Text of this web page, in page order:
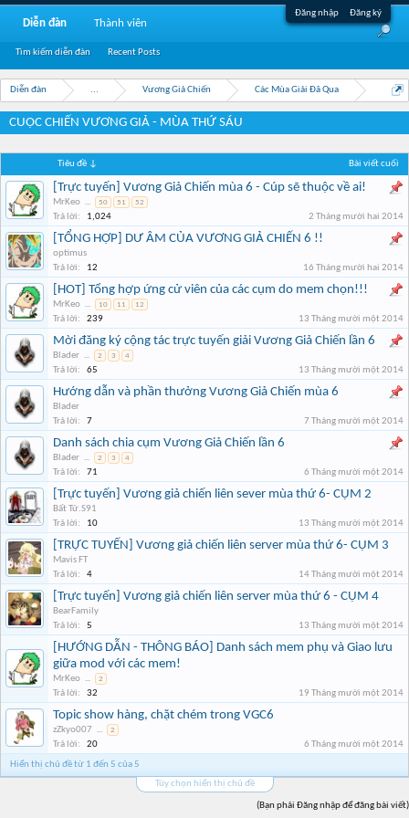
Đăng nhập Đăng ký
Diễn đàn ... Vương Giả Chiến Các Mùa Giải Đã Qua
CUỘC CHIẾN VƯƠNG GIẢ - MÙA THỨ SÁU
Tiêu đề ↓ Bài viết cuối
[Trực tuyến] Vương Giả Chiến mùa 6 - Cúp sẽ thuộc về ai!
MrKeo ... 50 51 52
Trả lời: 1,024 2 Tháng mười hai 2014
[TỔNG HỢP] DƯ ÂM CỦA VƯƠNG GIẢ CHIẾN 6 !!
optimus
Trả lời:
12 16 Tháng mười hai 2014
[HOT] Tổng hợp ứng cử viên của các cụm do mem chọn!!!
MrKeo ... 10 11 12
Trả lời: 239 13 Tháng mười một 2014
Mời đăng ký cộng tác trực tuyến giải Vương Giả Chiến lần 6
Blader ... 2 3 4
Trả lời: 65 13 Tháng mười một 2014
Hướng dẫn và phần thưởng Vương Giả Chiến mùa 6
Blader
Trả lời:
7 7 Tháng mười một 2014
Danh sách chia cụm Vương Giả Chiến lần 6
Blader ... 2 3 4
Trả lời: 71 6 Tháng mười một 2014
[Trực tuyến] Vương giả chiến liên sever mùa thứ 6- CỤM 2
Bất Tử.S91
Trả lời:
10 13 Tháng mười một 2014
[TRỰC TUYẾN] Vương giả chiến liên server mùa thứ 6- CỤM 3
Mavis FT
Trả lời:
4 14 Tháng mười một 2014
[Trực tuyến] Vương giả chiến liên server mùa thứ 6 - CỤM 4
BearFamily
Trả lời:
5 13 Tháng mười một 2014
[HƯỚNG DẪN - THÔNG BÁO] Danh sách mem phụ và Giao lưu
giữa mod với các mem!
MrKeo ... 2
Trả lời: 32 19 Tháng mười một 2014
Topic show hàng, chặt chém trong VGC6
zZkyo007 ... 2
Trả lời: 20
6 Tháng mười một 2014
Hiển thị chủ đề từ 1 đến 5 của 5
Tùy chọn hiển thị chủ đề
(Bạn phải Đăng nhập để đăng bài viết)
Diễn đàn
Tìm kiếm diễn đàn Recent Posts
Thành viên